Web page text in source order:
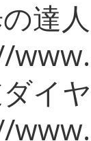
達人
イ